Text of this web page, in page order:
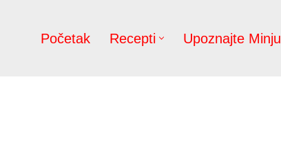
Početak Recepti Upoznajte Minju